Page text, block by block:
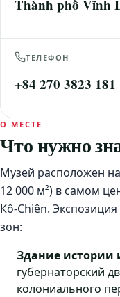
Thành phố Vĩnh
ТЕЛЕФОН
+84 270 3823 181
О МЕСТЕ
Что нужно
Музей расположен
12 000 м²) в самом
Кô-Chiên.
зон:
Здание истории
губернаторский
колониального